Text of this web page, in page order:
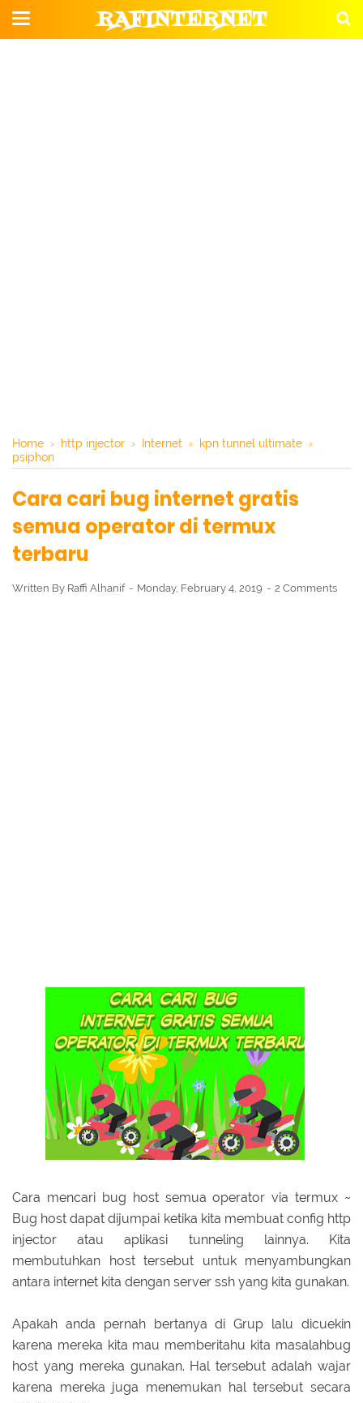
RAFINTERNET
Home › http injector › Internet › kpn tunnel ultimate ›
psiphon
Cara cari bug internet gratis
semua operator di termux
terbaru
Written By Raffi Alhanif Monday, February 4, 2019 2 Comments
Cara mencari bug host semua operator via termux ~
Bug host dapat dijumpai ketika kita membuat config http
injector atau aplikasi tunneling lainnya. Kita
membutuhkan host tersebut untuk menyambungkan
antara internet kita dengan server ssh yang kita gunakan.
Apakah anda pernah bertanya di Grup lalu dicuekin
karena mereka kita mau memberitahu kita masalahbug
host yang mereka gunakan. Hal tersebut adalah wajar
karena mereka juga menemukan hal tersebut secara